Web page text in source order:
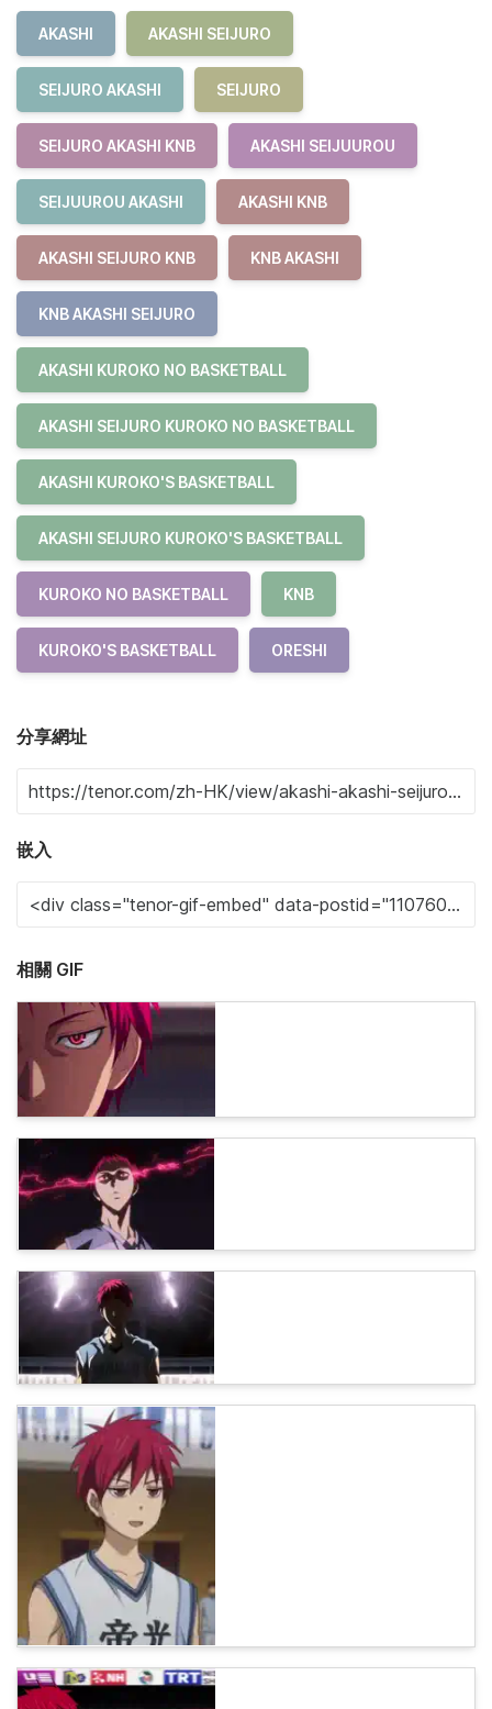
AKASHI AKASHI SEIJURO
SEIJURO AKASHI SEIJURO
SEIJURO AKASHI KNB AKASHI SEIJUUROU
SEIJUUROU AKASHI AKASHI KNB
AKASHI SEIJURO KNB KNB AKASHI
KNB AKASHI SEIJURO
AKASHI KUROKO NO BASKETBALL
AKASHI SEIJURO KUROKO NO BASKETBALL
AKASHI KUROKO'S BASKETBALL
AKASHI SEIJURO KUROKO'S BASKETBALL
KUROKO NO BASKETBALL KNB
KUROKO'S BASKETBALL ORESHI
分享網址
嵌入
相關 GIF